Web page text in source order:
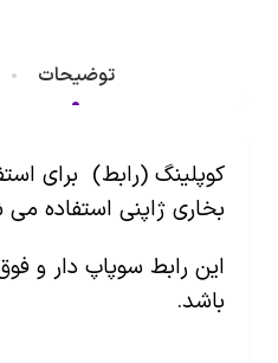
توضیحات
کوپلینگ (رابط) برای
بخاری ژاپنی استفاده
این رابط سوپاپ دار و
باشد.